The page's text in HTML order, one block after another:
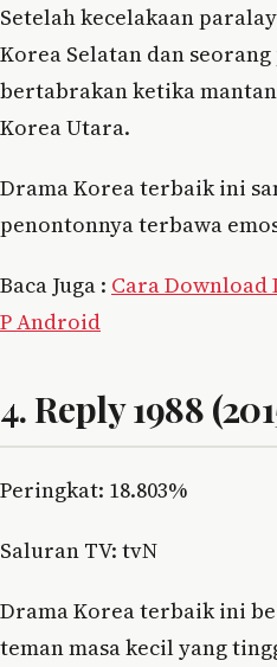
Setelah kecelakaan
Korea Selatan dan
bertabrakan ketika
Korea Utara.
Drama Korea terbaik ini
penontonnya terbawa
Baca Juga : Cara Download
P Android
4. Reply 1988
Peringkat: 18.803%
Saluran TV: tvN
Drama Korea terbaik ini
teman masa kecil yang